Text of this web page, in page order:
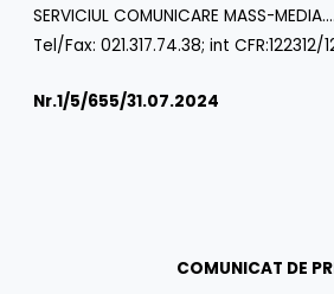
SERVICIUL COMUNICARE MASS-
Tel/Fax: 021.317.74.38; int CFR:122312/
Nr.1/5/655/31.07.2024
COMUNICAT DE